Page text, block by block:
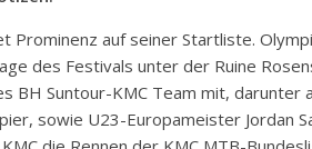
Prominenz auf seiner Startliste.
des Festivals unter der Ruine
BH Suntour-KMC Team mit, darunter
sowie U23-Europameister Jordan